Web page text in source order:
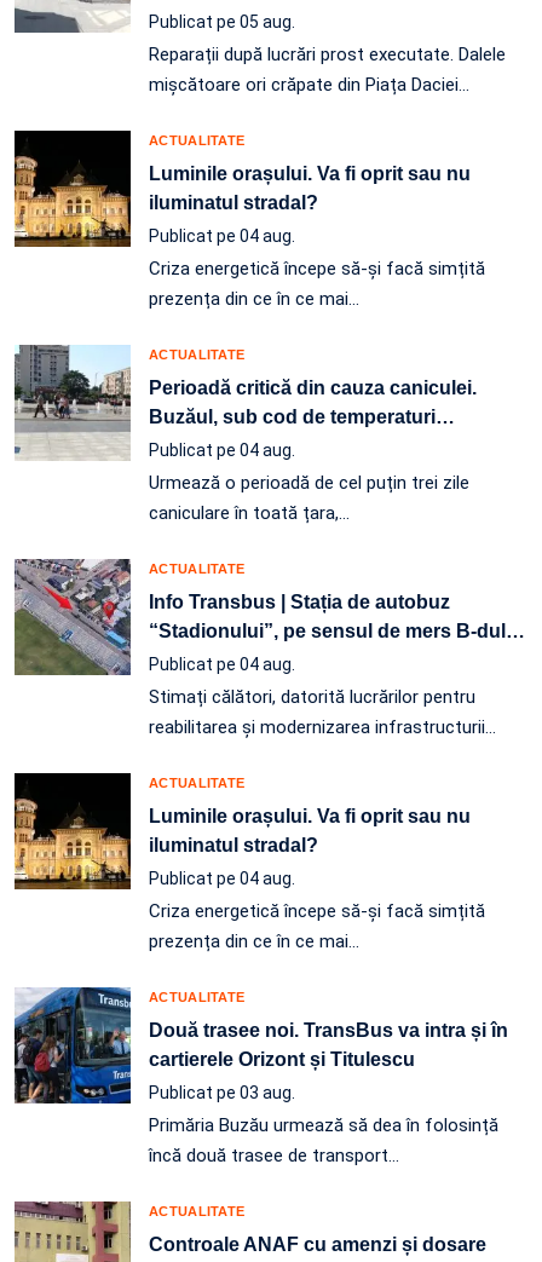
Publicat pe 05 aug.
Reparații după lucrări prost executate. Dalele
mișcătoare ori crăpate din Piața Daciei…
ACTUALITATE
Luminile orașului. Va fi oprit sau nu
iluminatul stradal?
Publicat pe 04 aug.
Criza energetică începe să-și facă simțită
prezența din ce în ce mai…
ACTUALITATE
Perioadă critică din cauza caniculei.
Buzăul, sub cod de temperaturi…
Publicat pe 04 aug.
Urmează o perioadă de cel puțin trei zile
caniculare în toată țara,…
ACTUALITATE
Info Transbus | Stația de autobuz
“Stadionului”, pe sensul de mers B-dul …
Publicat pe 04 aug.
Stimați călători, datorită lucrărilor pentru
reabilitarea și modernizarea infrastructurii…
ACTUALITATE
Luminile orașului. Va fi oprit sau nu
iluminatul stradal?
Publicat pe 04 aug.
Criza energetică începe să-și facă simțită
prezența din ce în ce mai…
ACTUALITATE
Două trasee noi. TransBus va intra și în
cartierele Orizont și Titulescu
Publicat pe 03 aug.
Primăria Buzău urmează să dea în folosință
încă două trasee de transport…
ACTUALITATE
Controale ANAF cu amenzi și dosare